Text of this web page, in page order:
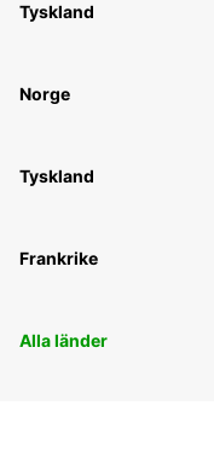
Tyskland
Norge
Tyskland
Frankrike
Alla länder